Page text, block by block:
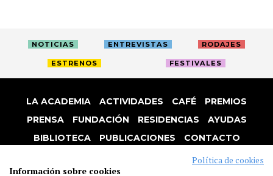
NOTICIAS ENTREVISTAS RODAJES
ESTRENOS FESTIVALES
LA ACADEMIA ACTIVIDADES CAFÉ
PREMIOS
PRENSA
FUNDACIÓN RESIDENCIAS
AYUDAS
BIBLIOTECA
PUBLICACIONES
CONTACTO
COOKIES
Política de cookies
Información sobre cookies